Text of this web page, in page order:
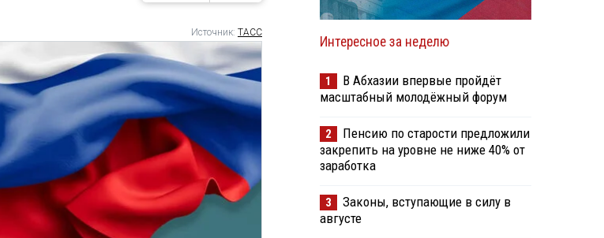
Источник: ТАСС
Интересное за неделю
1
В Абхазии впервые пройдёт
масштабный молодёжный форум
2
Пенсию по старости предложили
закрепить на уровне не ниже 40% от
заработка
3
Законы, вступающие в силу в
августе